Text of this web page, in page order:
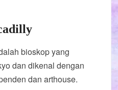
bioskop yang
dan dikenal dengan
dan arthouse.